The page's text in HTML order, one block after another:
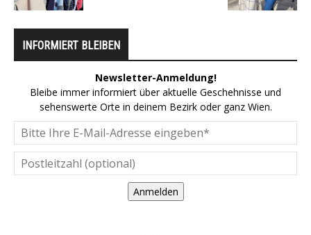
INFORMIERT BLEIBEN
Newsletter-Anmeldung!
Bleibe immer informiert über aktuelle Geschehnisse und
sehenswerte Orte in deinem Bezirk oder ganz Wien.
Anmelden